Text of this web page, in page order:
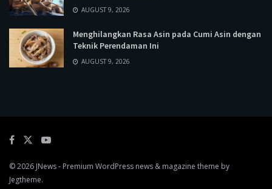
AUGUST 9, 2026
Menghilangkan Rasa Asin pada Cumi Asin dengan
Teknik Perendaman Ini
AUGUST 9, 2026
© 2026 JNews- Premium WordPress news & magazine theme by
Jegtheme.